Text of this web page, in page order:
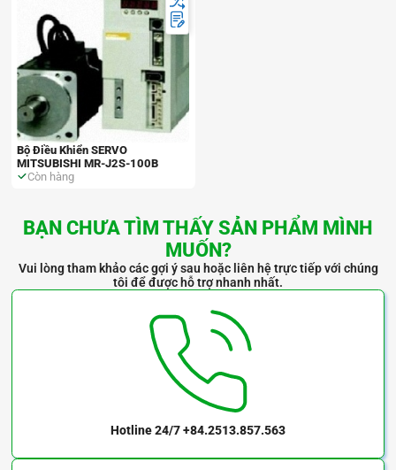
Bộ Điều Khiển SERVO
MITSUBISHI MR-J2S-100B
Còn hàng
BẠN CHƯA TÌM THẤY SẢN PHẨM MÌNH
MUỐN?
Vui lòng tham khảo các gợi ý sau hoặc liên hệ trực tiếp với chúng
tôi để được hỗ trợ nhanh nhất.
Hotline 24/7+84.2513.857.563